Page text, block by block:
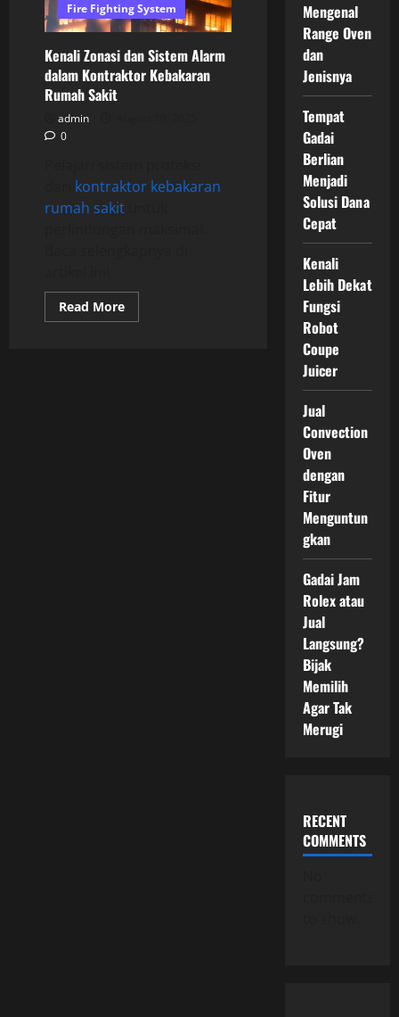
Fire Fighting System
Kenali Zonasi dan Sistem Alarm
dalam Kontraktor Kebakaran
Rumah Sakit
admin
0
kontraktor kebakaran
rumah sakit
Read MoreRead
more
Mengenal
Range Oven
dan
Jenisnya
Tempat
Gadai
Berlian
Menjadi
Solusi Dana
Cepat
Kenali
Lebih Dekat
Fungsi
Robot
Coupe
Juicer
Jual
Convection
Oven
dengan
Fitur
Menguntun
gkan
Gadai Jam
Rolex atau
Jual
Langsung?
Bijak
Memilih
Agar Tak
Merugi
RECENT
COMMENTS